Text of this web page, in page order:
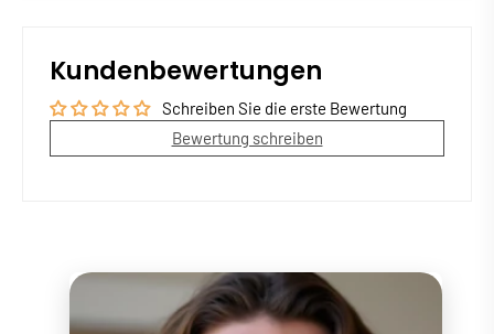
Kundenbewertungen
Schreiben Sie die erste Bewertung
Bewertung schreiben